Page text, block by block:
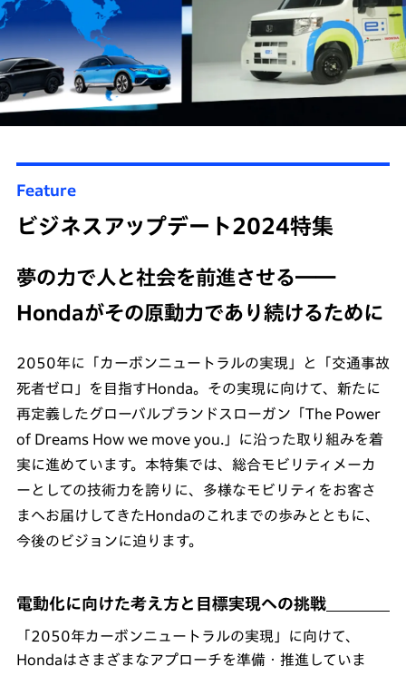
Feature
ビジネスアップデート2024特集
夢の力で人と社会を前進させる――
Hondaがその原動力であり続けるために
2050年に「カーボンニュートラルの実現」と「交通事故
死者ゼロ」を目指すHonda。その実現に向けて、新たに
再定義したグローバルブランドスローガン「The Power
of Dreams How we move you.」に沿った取り組みを着
実に進めています。本特集では、総合モビリティメーカ
ーとしての技術力を誇りに、多様なモビリティをお客さ
まへお届けしてきたHondaのこれまでの歩みとともに、
今後のビジョンに迫ります。
電動化に向けた考え方と目標実現への挑戦
「2050年カーボンニュートラルの実現」に向けて、
Hondaはさまざまなアプローチを準備・推進していま